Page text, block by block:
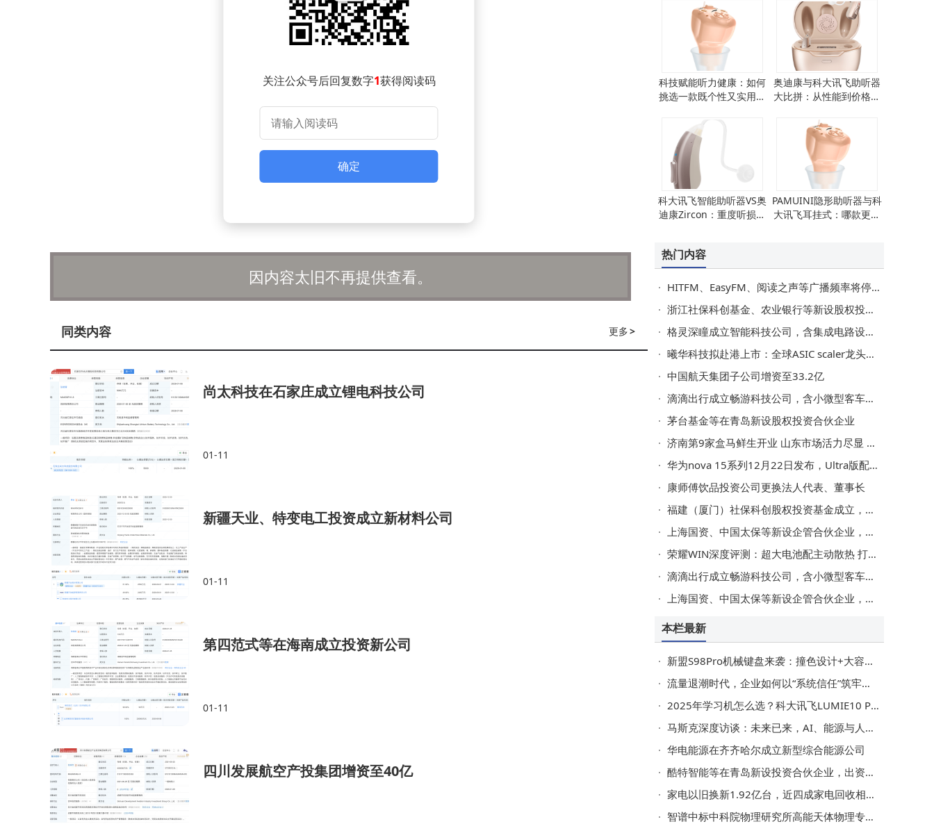
关注公众号后回复数字1获得阅读码
确定
因内容太旧不再提供查看。
更多>
同类内容
尚太科技在石家庄成立锂电科技公司
01-11
新疆天业、特变电工投资成立新材料公司
01-11
第四范式等在海南成立投资新公司
01-11
四川发展航空产投集团增资至40亿
科技赋能听力健康：如何
挑选一款既个性又实用的
奥迪康与科大讯飞助听器
大比拼：从性能到价格，
科大讯飞智能助听器VS奥
迪康Zircon：重度听损与
PAMUINI隐形助听器与科
大讯飞耳挂式：哪款更适
热门内容
HITFM、EasyFM、阅读之声等广播频率将停播 听众可转至新媒体平台继续享受内容
浙江社保科创基金、农业银行等新设股权投资企业，出资额80亿
格灵深瞳成立智能科技公司，含集成电路设计业务
曦华科技拟赴港上市：全球ASIC scaler龙头，出货量领先但尚未盈利
中国航天集团子公司增资至33.2亿
滴滴出行成立畅游科技公司，含小微型客车租赁业务
茅台基金等在青岛新设股权投资合伙企业
济南第9家盒马鲜生开业 山东市场活力尽显 消费与就业双轮驱动
华为nova 15系列12月22日发布，Ultra版配置升级亮点多引期待
康师傅饮品投资公司更换法人代表、董事长
福建（厦门）社保科创股权投资基金成立，出资额200亿
上海国资、中国太保等新设企管合伙企业，出资额106亿
荣耀WIN深度评测：超大电池配主动散热 打造电竞旗舰新标杆
滴滴出行成立畅游科技公司，含小微型客车租赁业务
上海国资、中国太保等新设企管合伙企业，出资额106亿
本栏最新
新盟S98Pro机械键盘来袭：撞色设计+大容量电池，多版本269元起售
流量退潮时代，企业如何以“系统信任”筑牢根基实现长效增长？
2025年学习机怎么选？科大讯飞LUMIE10 Pro与多款主流品牌深度测评对比
马斯克深度访谈：未来已来，AI、能源与人类使命的宏大图景
华电能源在齐齐哈尔成立新型综合能源公司
酷特智能等在青岛新设投资合伙企业，出资额10亿
家电以旧换新1.92亿台，近四成家电回收相关企业分布在华东地区
智谱中标中科院物理研究所高能天体物理专业大模型开发项目